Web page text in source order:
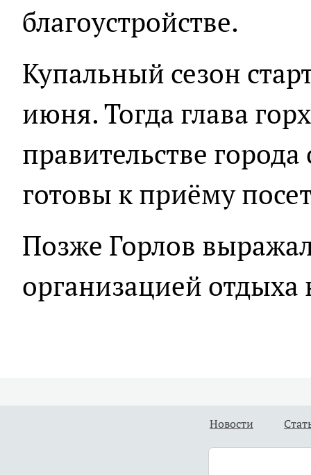
благоустройстве.
Купальный сезон
июня. Тогда глава
правительстве
готовы к приёму
Позже Горлов
организацией
Новости